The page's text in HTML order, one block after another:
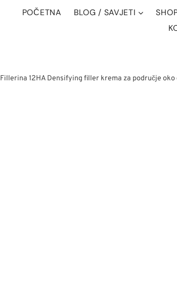
POČETNA BLOG / SAVJETI
Fillerina 12HA Densifying filler krema za područje oko